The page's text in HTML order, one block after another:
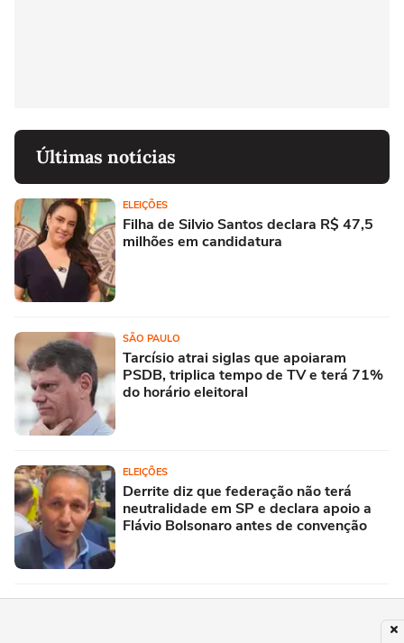
Últimas notícias
ELEIÇÕES
Filha de Silvio Santos declara R$ 47,5
milhões em candidatura
SÃO PAULO
Tarcísio atrai siglas que apoiaram
PSDB, triplica tempo de TV e terá 71%
do horário eleitoral
ELEIÇÕES
Derrite diz que federação não terá
neutralidade em SP e declara apoio a
Flávio Bolsonaro antes de convenção